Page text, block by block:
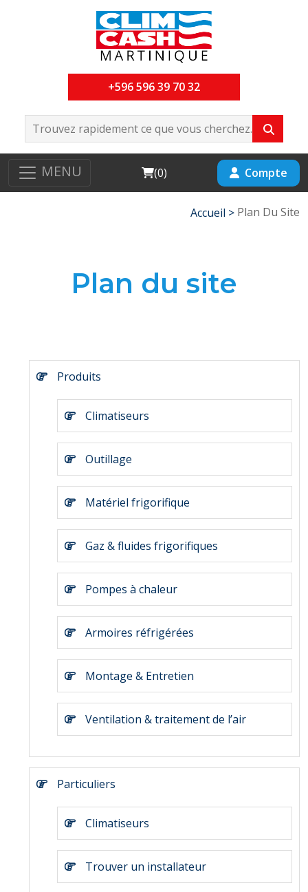
+596 596 39 70 32
MENU Cart
(0) Compte
Accueil > Plan Du Site
Plan du site
Produits
Climatiseurs
Outillage
Matériel frigorifique
Gaz & fluides frigorifiques
Pompes à chaleur
Armoires réfrigérées
Montage & Entretien
Ventilation & traitement de l’air
Particuliers
Climatiseurs
Trouver un installateur